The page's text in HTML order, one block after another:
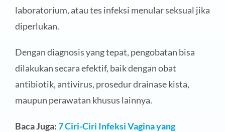
laboratorium, atau tes infeksi menular seksual jika
diperlukan.
Dengan diagnosis yang tepat, pengobatan bisa
dilakukan secara efektif, baik dengan obat
antibiotik, antivirus, prosedur drainase kista,
maupun perawatan khusus lainnya.
Baca Juga:7 Ciri-Ciri Infeksi Vagina yang